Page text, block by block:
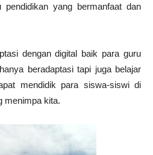
yang bermanfaat dan
dengan digital baik para guru
beradaptasi tapi juga belajar
mendidik para siswa-siswi di
menimpa kita.